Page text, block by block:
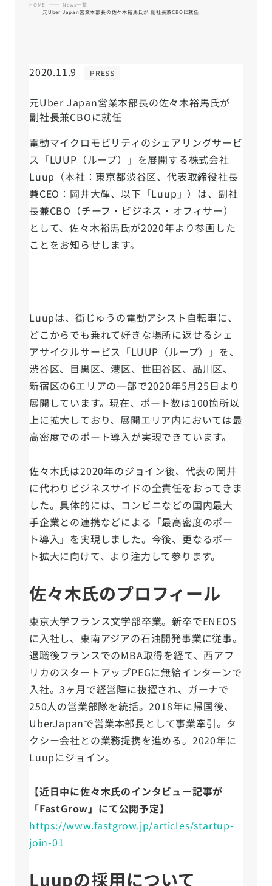
HOME
News一覧
元Uber Japan営業本部長の佐々木裕馬氏が 副社長兼CBOに就任
2020.11.9 PRESS
元Uber Japan営業本部長の佐々木裕馬氏が
副社長兼CBOに就任
電動マイクロモビリティのシェアリングサービ
ス「LUUP（ループ）」を展開する株式会社
Luup（本社：東京都渋谷区、代表取締役社長
兼CEO：岡井大輝、以下「Luup」）は、副社
長兼CBO（チーフ・ビジネス・オフィサー）
として、佐々木裕馬氏が2020年より参画した
ことをお知らせします。
Luupは、街じゅうの電動アシスト自転車に、
どこからでも乗れて好きな場所に返せるシェ
アサイクルサービス「LUUP（ループ）」を、
渋谷区、目黒区、港区、世田谷区、品川区、
新宿区の6エリアの一部で2020年5月25日より
展開しています。現在、ポート数は100箇所以
上に拡大しており、展開エリア内においては最
高密度でのポート導入が実現できています。
佐々木氏は2020年のジョイン後、代表の岡井
に代わりビジネスサイドの全責任をおってきま
した。具体的には、コンビニなどの国内最大
手企業との連携などによる「最高密度のポー
ト導入」を実現しました。今後、更なるポー
ト拡大に向けて、より注力して参ります。
佐々木氏のプロフィール
東京大学フランス文学部卒業。新卒でENEOS
に入社し、東南アジアの石油開発事業に従事。
退職後フランスでのMBA取得を経て、西アフ
リカのスタートアップPEGに無給インターンで
入社。3ヶ月で経営陣に抜擢され、ガーナで
250人の営業部隊を統括。2018年に帰国後、
UberJapanで営業本部長として事業牽引。タ
クシー会社との業務提携を進める。2020年に
Luupにジョイン。
【近日中に佐々木氏のインタビュー記事が
「FastGrow」にて公開予定】
https://www.fastgrow.jp/articles/startup-
join-01
Luupの採用について